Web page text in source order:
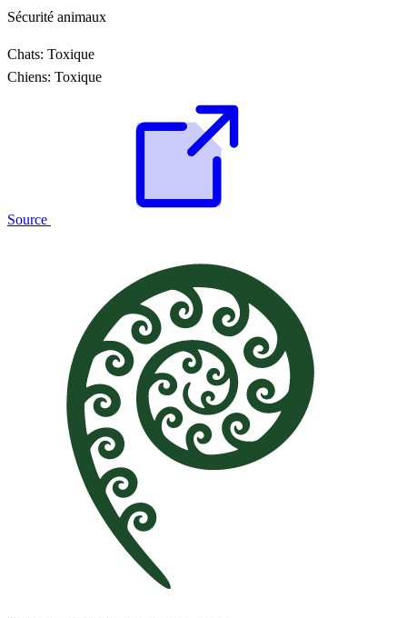
Sécurité animaux
Chats: Toxique
Chiens: Toxique
Source